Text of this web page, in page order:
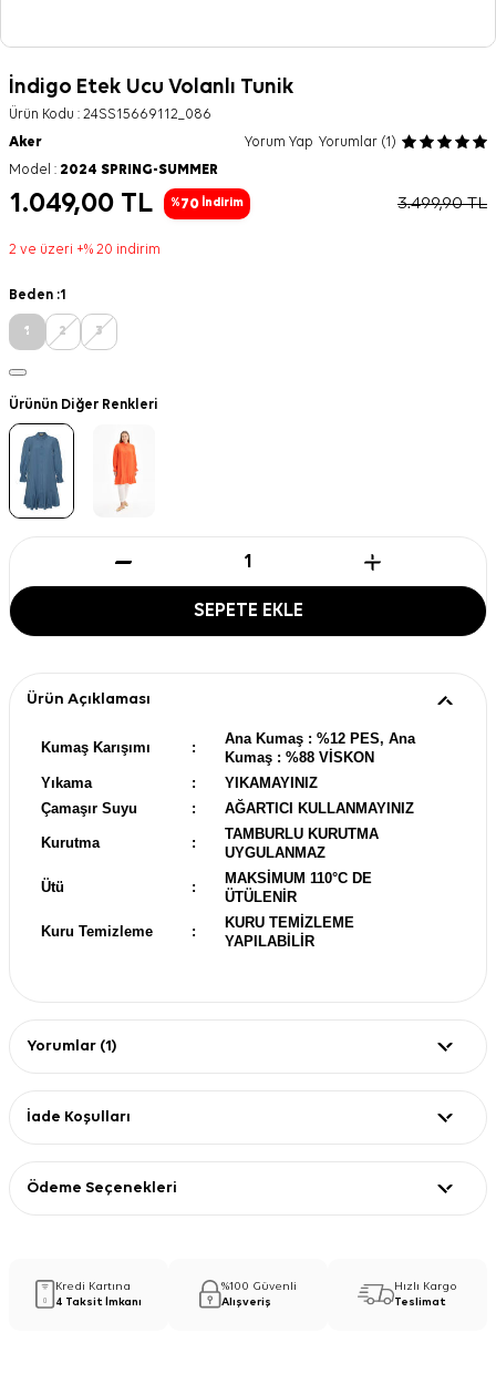
İndigo Etek Ucu Volanlı Tunik
Ürün Kodu : 24SS15669112_086
Aker
Yorum Yap Yorumlar (1)
Model : 2024 SPRING-SUMMER
1.049,00 TL %70 İndirim 3.499,90TL
2 ve üzeri +% 20 indirim
Beden :1
1 2 3
Ürünün Diğer Renkleri
SEPETE EKLE
Ürün Açıklaması
Kumaş Karışımı :
Ana Kumaş : %12 PES, Ana
Kumaş : %88 VİSKON
Yıkama
:
YIKAMAYINIZ
Çamaşır Suyu
: AĞARTICI KULLANMAYINIZ
Kurutma :
TAMBURLU KURUTMA
UYGULANMAZ
Ütü :
MAKSİMUM 110°C DE
ÜTÜLENİR
Kuru Temizleme :
KURU TEMİZLEME
YAPILABİLİR
Yorumlar (1)
İade Koşulları
Ödeme Seçenekleri
Kredi Kartına
4 Taksit İmkanı
%100 Güvenli
Alışveriş
Hızlı Kargo
Teslimat